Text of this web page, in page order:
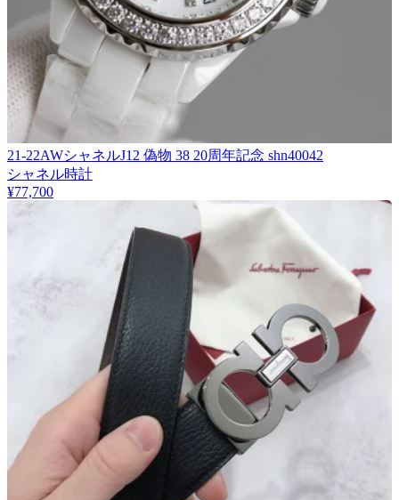
21-22AWシャネルJ12 偽物 38 20周年記念 shn40042
シャネル時計
¥77,700